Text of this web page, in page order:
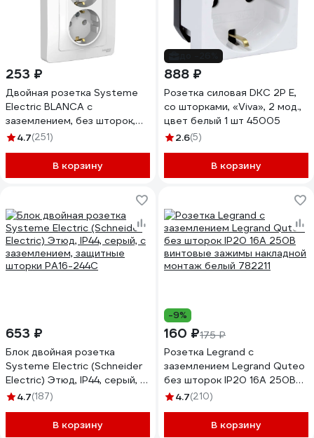
253 ₽
Двойная розетка Systeme
Electric BLANCA с
заземлением, без шторок,
БЕЛЫЙ BLNRS001021
4.7(251)
В корзину
888 ₽
Розетка силовая DKC 2Р Е,
со шторками, «Viva», 2 мод.,
цвет белый 1 шт 45005
2.6(5)
В корзину
653 ₽
Блок двойная розетка
Systeme Electric (Schneider
Electric) Этюд, IP44, серый, с
заземлением, защитные
4.7(187)
В корзину
-9%
160 ₽175 ₽
Розетка Legrand с
заземлением Legrand Quteo
без шторок IP20 16А 250В
винтовые зажимы накладной
4.7(210)
В корзину